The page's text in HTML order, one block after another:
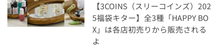
【3COINS（スリーコインズ）202
5福袋キター】全3種「HAPPY BO
X」は各店初売りから販売される
よ